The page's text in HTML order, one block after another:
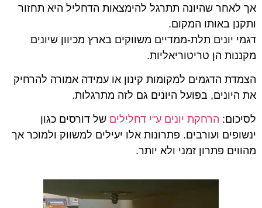
אך לאחר שהיונה תתרגל להימצאות הדחליל היא תחזור
ותקנן באותו המקום.
דגמי יונים תלת-ממדיים משווקים בארץ מכיוון שיונים
מקננות הן טריטוריאליות.
הצמדת הדגמים למקומות קינון או עמידה אמורה להרחיק
את היונים, בפועל היונים גם לזה מתרגלות.
לסיכום: הרחקת יונים ע"י דחלילים של דורסים כגון
ינשופים ועורבים. פתרונות אלו יעילים למשווק ולמוכר אך
מהווים פתרון זמני ולא יותר.